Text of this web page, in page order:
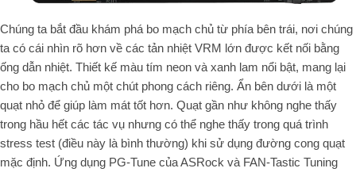
Chúng ta bắt đầu khám phá bo mạch chủ từ phía bên trái, nơi chúng
ta có cái nhìn rõ hơn về các tản nhiệt VRM lớn được kết nối bằng
ống dẫn nhiệt. Thiết kế màu tím neon và xanh lam nổi bật, mang lại
cho bo mạch chủ một chút phong cách riêng. Ẩn bên dưới là một
quạt nhỏ để giúp làm mát tốt hơn. Quạt gần như không nghe thấy
trong hầu hết các tác vụ nhưng có thể nghe thấy trong quá trình
stress test (điều này là bình thường) khi sử dụng đường cong quạt
mặc định. Ứng dụng PG-Tune của ASRock và FAN-Tastic Tuning